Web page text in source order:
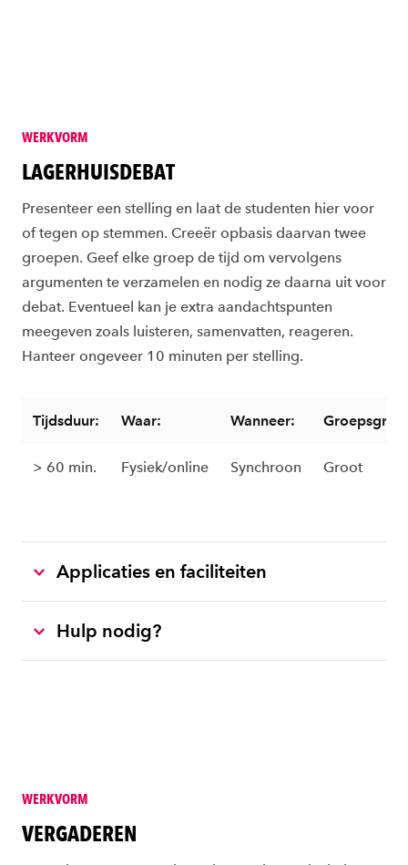
WERKVORM
LAGERHUISDEBAT
Presenteer een stelling en laat de studenten hier voor
of tegen op stemmen. Creeër opbasis daarvan twee
groepen. Geef elke groep de tijd om vervolgens
argumenten te verzamelen en nodig ze daarna uit voor
debat. Eventueel kan je extra aandachtspunten
meegeven zoals luisteren, samenvatten, reageren.
Hanteer ongeveer 10 minuten per stelling.
Tijdsduur: Waar: Wanneer:
> 60 min. Fysiek/online Synchroon Groot
Applicaties en faciliteiten
Hulp nodig?
WERKVORM
VERGADEREN